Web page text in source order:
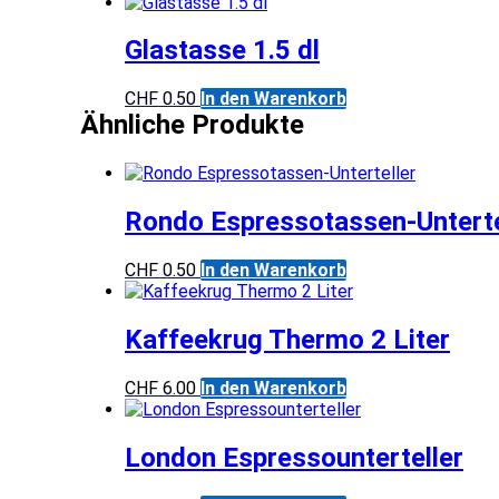
Glastasse 1.5 dl
CHF 0.50 In den Warenkorb
Ähnliche Produkte
Rondo Espressotassen-
CHF 0.50 In den Warenkorb
Kaffeekrug Thermo 2 Liter
CHF 6.00 In den Warenkorb
London Espressounterteller